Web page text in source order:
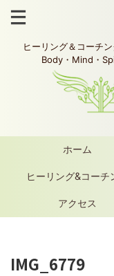
ヒーリング＆コーチ
Body・Mind・
ホーム
ヒーリング&コーチ
アクセス
IMG_6779